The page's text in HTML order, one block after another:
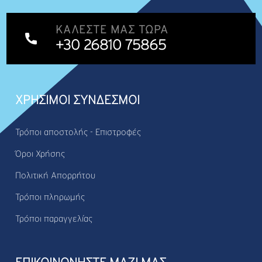
ΚΑΛΈΣΤΕ ΜΑΣ ΤΏΡΑ
+30 26810 75865
ΧΡΗΣΙΜΟΙ ΣΥΝΔΕΣΜΟΙ
Τρόποι αποστολής - Επιστροφές
Όροι Χρήσης
Πολιτική Απορρήτου
Τρόποι πληρωμής
Τρόποι παραγγελίας